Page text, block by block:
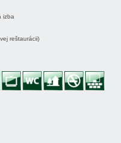
izba
reštaurácii)